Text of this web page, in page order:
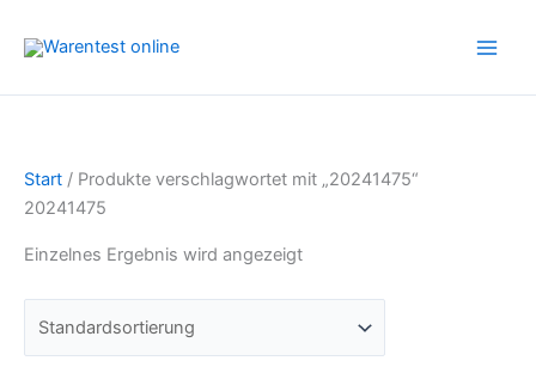
Inhalt
Start / Produkte verschlagwortet mit „20241475“
20241475
Einzelnes Ergebnis wird angezeigt